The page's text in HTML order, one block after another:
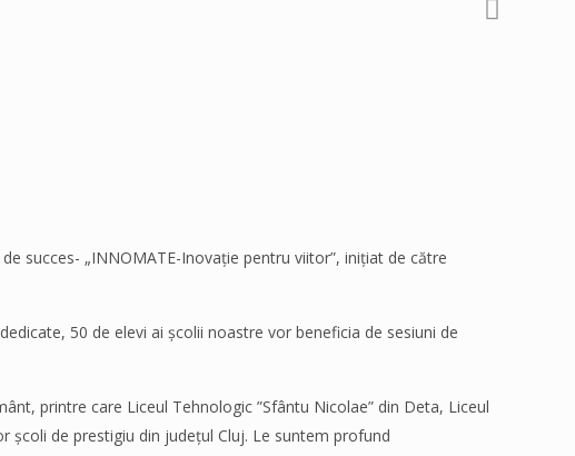
succes- „INNOMATE-Inovație pentru viitor”, inițiat de către
50 de elevi ai școlii noastre vor beneficia de sesiuni de
printre care Liceul Tehnologic ”Sfântu Nicolae” din Deta, Liceul
școli de prestigiu din județul Cluj. Le suntem profund